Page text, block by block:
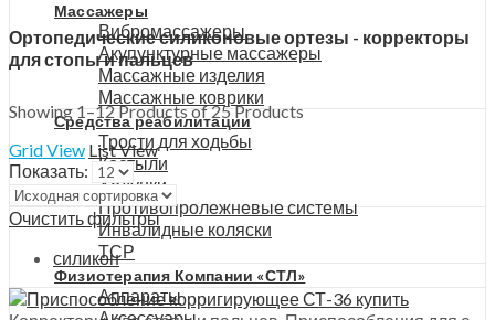
Массажеры
Вибромассажеры
Акупунктурные массажеры
Массажные изделия
Массажные коврики
Средства реабилитации
Трости для ходьбы
Костыли
Ходунки
Противопролежневые системы
Инвалидные коляски
ТСР
Физиотерапия Компании «СТЛ»
Аппараты
Ортопедические силиконовые ортезы - корректоры
для стопы и пальцев
Showing 1–12 Products of 25 Products
Grid View List View
Показать:
Очистить фильтры
силикон